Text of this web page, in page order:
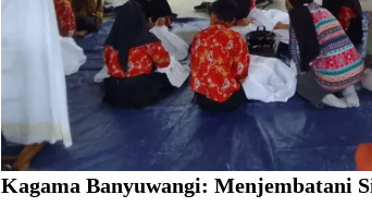
Kagama Banyuwangi: Menjembatani